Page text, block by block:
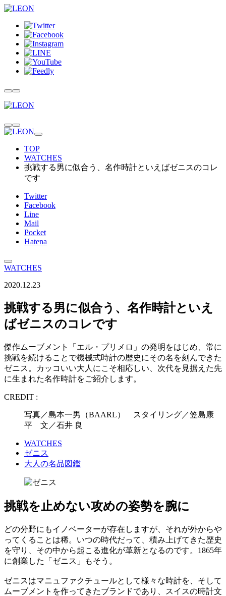
TOP
WATCHES
挑戦する男に似合う、名作時計といえばゼニスのコレ
です
Twitter
Facebook
Line
Mail
Pocket
Hatena
WATCHES
2020.12.23
挑戦する男に似合う、名作時計といえ
ばゼニスのコレです
傑作ムーブメント「エル・プリメロ」の発明をはじめ、常に
挑戦を続けることで機械式時計の歴史にその名を刻んできた
ゼニス。カッコいい大人にこそ相応しい、次代を見据えた先
に生まれた名作時計をご紹介します。
CREDIT :
写真／島本一男（BAARL） スタイリング／笠島康
平 文／石井 良
WATCHES
ゼニス
大人の名品図鑑
挑戦を止めない攻めの姿勢を腕に
どの分野にもイノベーターが存在しますが、それが外からや
ってくることは稀。いつの時代だって、積み上げてきた歴史
を守り、その中から起こる進化が革新となるのです。1865年
に創業した「ゼニス」もそう。
ゼニスはマニュファクチュールとして様々な時計を、そして
ムーブメントを作ってきたブランドであり、スイスの時計文